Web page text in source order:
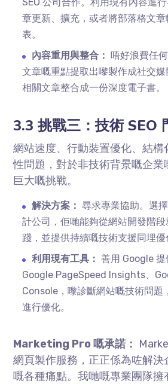
章更新、擴充，或者將部落格文
表。
內容重用與整合： 唔好浪費任
文章嘅重點提取出嚟製作成社交
相關文章整合成一份深度電子書。
3.3 挑戰三：技術 SEO
網站速度、行動裝置優化、結
性問題，對於非技術背景嘅企業
巨大嘅挑戰。
解決方案： 尋求專業協助。選
計公司，佢哋能夠從網站開發階段
踐，並提供持續嘅技術支援同埋優
利用現有工具： 善用 Google
Google PageSpeed Insights、
Console，嚟診斷網站嘅技術問題
進行優化。
Marketing Pro 嘅承諾：
網頁製作服務，正正係為咗解決
嘅各種痛點。我哋嘅專業團隊擁